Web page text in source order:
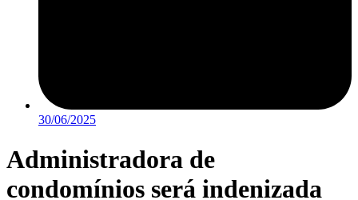
30/06/2025
Administradora de
condomínios será indenizada